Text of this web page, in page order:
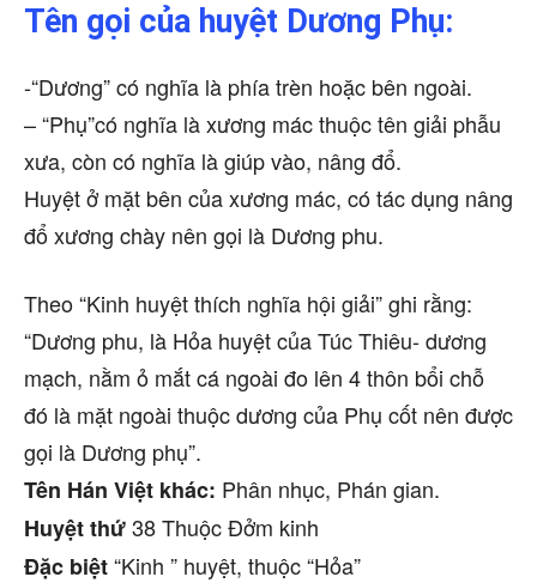
Tên gọi của huyệt Dương Phụ:
-“Dương” có nghĩa là phía trèn hoặc bên ngoài.
– “Phụ”có nghĩa là xương mác thuộc tên giải phẫu
xưa, còn có nghĩa là giúp vào, nâng đổ.
Huyệt ở mặt bên của xương mác, có tác dụng nâng
đổ xương chày nên gọi là Dương phu.
Theo “Kinh huyệt thích nghĩa hội giải” ghi rằng:
“Dương phu, là Hỏa huyệt của Túc Thiêu- dương
mạch, nằm ỏ mắt cá ngoài đo lên 4 thôn bổi chỗ
đó là mặt ngoài thuộc dương của Phụ cốt nên được
gọi là Dương phụ”.
Tên Hán Việt khác: Phân nhục, Phán gian.
Huyệt thứ38 Thuộc Đởm kinh
Đặc biệt“Kinh ” huyệt, thuộc “Hỏa”